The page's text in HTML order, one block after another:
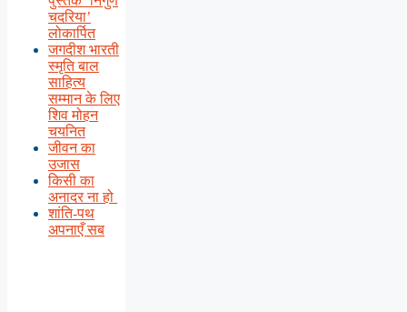
चदरिया’
लोकार्पित
जगदीश भारती
स्मृति बाल
साहित्य
सम्मान के लिए
शिव मोहन
चयनित
जीवन का
उजास
किसी का
अनादर ना हो
शांति-पथ
अपनाएँ सब